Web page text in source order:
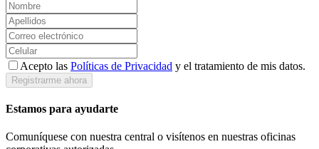
Acepto las Políticas de Privacidad y el tratamiento de mis datos.
Registrarme ahora
Estamos para ayudarte
Comuníquese con nuestra central o visítenos en nuestras oficinas